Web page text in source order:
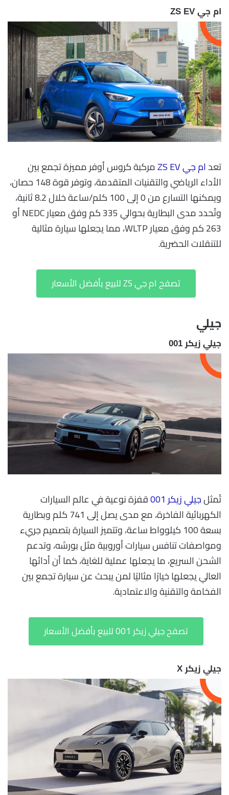
ام جي ZS EV
تعدام جي ZS EV
مركبة كروس أوفر مميزة تجمع بين
الأداء الرياضي والتقنيات المتقدمة، وتوفر قوة 148 حصان،
ويمكنها التسارع من 0 إلى 100 كلم/ساعة خلال 8.2 ثانية،
وتُحدد مدى البطارية بحوالي 335 كم وفق معيار NEDC أو
263 كم وفق معيار WLTP، مما يجعلها سيارة مثالية
للتنقلات الحضرية.
تصفح ام جي ZS للبيع بأفضل الأسعار
جيلي
جيلي زيكر 001
تُمثلجيلي زيكر 001
قفزة نوعية في عالم السيارات
الكهربائية الفاخرة، مع مدى يصل إلى 741 كلم وبطارية
بسعة 100 كيلوواط ساعة، وتتميز السيارة بتصميم جريء
ومواصفات تنافس سيارات أوروبية مثل بورشه، وتدعم
الشحن السريع، ما يجعلها عملية للغاية، كما أن أدائها
العالي يجعلها خيارًا مثاليًا لمن يبحث عن سيارة تجمع بين
الفخامة والتقنية والاعتمادية.
تصفح جيلي زيكر 001 للبيع بأفضل الأسعار
جيلي زيكر X